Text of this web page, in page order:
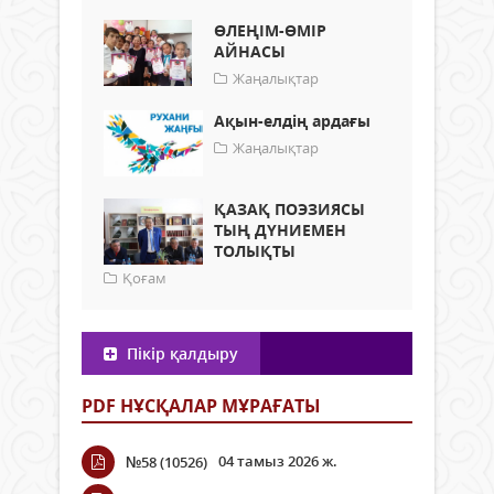
ӨЛЕҢІМ-ӨМІР
АЙНАСЫ
Жаңалықтар
Ақын-елдің ардағы
Жаңалықтар
ҚАЗАҚ ПОЭЗИЯСЫ
ТЫҢ ДҮНИЕМЕН
ТОЛЫҚТЫ
Қоғам
Пікір қалдыру
PDF НҰСҚАЛАР МҰРАҒАТЫ
№58 (10526) 04 тамыз 2026 ж.